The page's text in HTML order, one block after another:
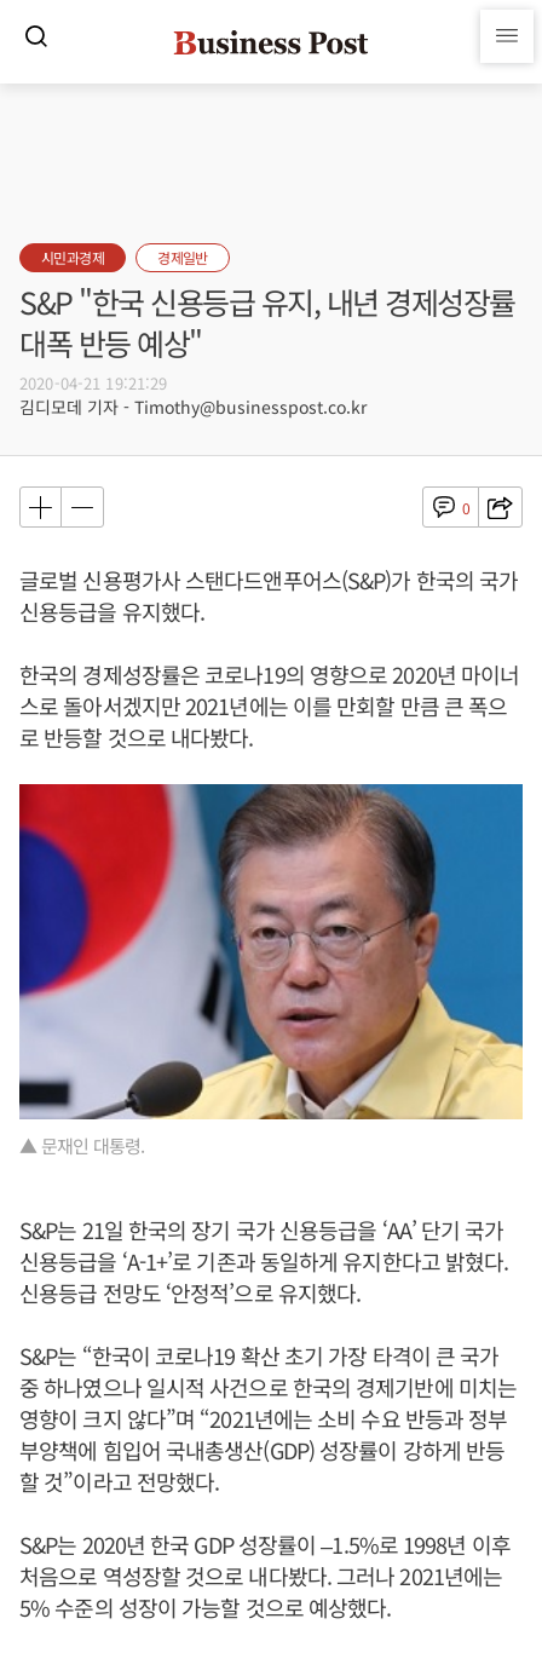
시민과경제 경제일반
S&P "한국 신용등급 유지, 내년 경제성장률
대폭 반등 예상"
2020-04-21 19:21:29
김디모데 기자 - Timothy@businesspost.co.kr
0
글로벌 신용평가사 스탠다드앤푸어스(S&P)가 한국의 국가
신용등급을 유지했다.
한국의 경제성장률은 코로나19의 영향으로 2020년 마이너
스로 돌아서겠지만 2021년에는 이를 만회할 만큼 큰 폭으
로 반등할 것으로 내다봤다.
▲ 문재인 대통령.
S&P는 21일 한국의 장기 국가 신용등급을 ‘AA’ 단기 국가
신용등급을 ‘A-1+’로 기존과 동일하게 유지한다고 밝혔다.
신용등급 전망도 ‘안정적’으로 유지했다.
S&P는 “한국이 코로나19 확산 초기 가장 타격이 큰 국가
중 하나였으나 일시적 사건으로 한국의 경제기반에 미치는
영향이 크지 않다”며 “2021년에는 소비 수요 반등과 정부
부양책에 힘입어 국내총생산(GDP) 성장률이 강하게 반등
할 것”이라고 전망했다.
S&P는 2020년 한국 GDP 성장률이 –1.5%로 1998년 이후
처음으로 역성장할 것으로 내다봤다. 그러나 2021년에는
5% 수준의 성장이 가능할 것으로 예상했다.